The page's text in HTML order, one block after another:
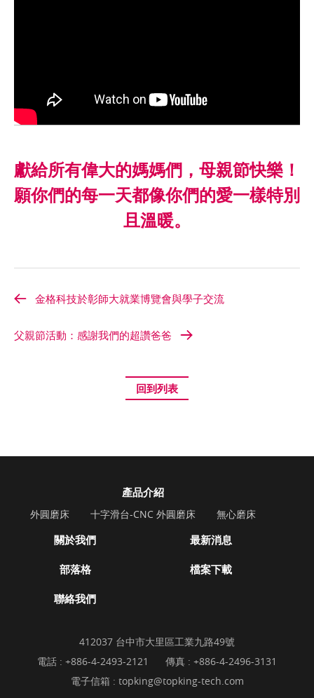
獻給所有偉大的媽媽們，母親節快樂！
願你們的每一天都像你們的愛一樣特別
且溫暖。
金格科技於彰師大就業博覽會與學子交流
父親節活動：感謝我們的超讚爸爸
回到列表
產品介紹
外圓磨床 十字滑台-CNC 外圓磨床 無心磨床
關於我們 最新消息
部落格 檔案下載
聯絡我們
412037 台中市大里區工業九路49號
電話 : +886-4-2493-2121
傳真 : +886-4-2496-3131
電子信箱 : topking@topking-tech.com